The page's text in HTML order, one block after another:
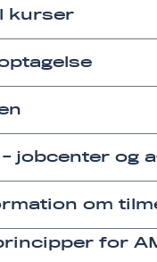
kurser
jobcenter og
om
for